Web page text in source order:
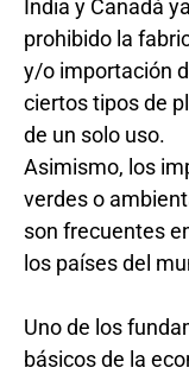
India y Canadá
prohibido la
y/o importación
ciertos tipos de
de un solo uso.
Asimismo, los
verdes o
son frecuentes
los países del
Uno de los
básicos de la